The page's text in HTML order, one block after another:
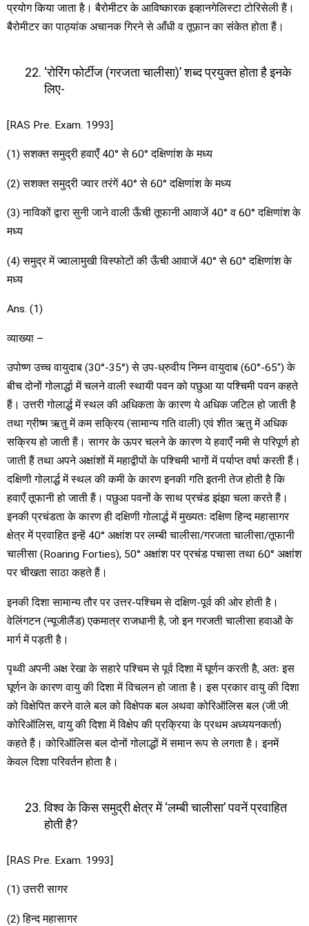
प्रयोग किया जाता है। बैरोमीटर के आविष्कारक इव्हानगेलिस्टा टोरिसेली हैं।
बैरोमीटर का पाठ्यांक अचानक गिरने से आँधी व तूफ़ान का संकेत होता हैं।
‘रोरिंग फोर्टीज (गरजता चालीसा)’ शब्द प्रयुक्त होता है इनके
लिए-
[RAS Pre. Exam. 1993]
(1) सशक्त समुद्री हवाएँ 40° से 60° दक्षिणांश के मध्य
(2) सशक्त समुद्री ज्वार तरंगें 40° से 60° दक्षिणांश के मध्य
(3) नाविकों द्वारा सुनी जाने वाली ऊँची तूफानी आवाजें 40° व 60° दक्षिणांश के
मध्य
(4) समुद्र में ज्वालामुखी विस्फोटों की ऊँची आवाजें 40° से 60° दक्षिणांश के
मध्य
Ans. (1)
व्याख्या –
उपोष्ण उच्च वायुदाब (30°-35°) से उप-ध्रुवीय निम्न वायुदाब (60°-65″) के
बीच दोनों गोलार्द्धा में चलने वाली स्थायी पवन को पछुआ या पश्चिमी पवन कहते
हैं। उत्तरी गोलार्द्ध में स्थल की अधिकता के कारण ये अधिक जटिल हो जाती है
तथा ग्रीष्म ऋतु में कम सक्रिय (सामान्य गति वाली) एवं शीत ऋतु में अधिक
सक्रिय हो जाती हैं। सागर के ऊपर चलने के कारण ये हवाएँ नमी से परिपूर्ण हो
जाती हैं तथा अपने अक्षांशों में महाद्वीपों के पश्चिमी भागों में पर्याप्त वर्षा करती हैं।
दक्षिणी गोलार्द्ध में स्थल की कमी के कारण इनकी गति इतनी तेज होती है कि
हवाएँ तूफानी हो जाती हैं। पछुआ पवनों के साथ प्रचंड झंझा चला करते हैं।
इनकी प्रचंडता के कारण ही दक्षिणी गोलार्द्ध में मुख्यतः दक्षिण हिन्द महासागर
क्षेत्र में प्रवाहित इन्हें 40° अक्षांश पर लम्बी चालीसा/गरजता चालीसा/तूफानी
चालीसा (Roaring Forties), 50° अक्षांश पर प्रचंड पचासा तथा 60° अक्षांश
पर चीखता साठा कहते हैं।
इनकी दिशा सामान्य तौर पर उत्तर-पश्चिम से दक्षिण-पूर्व की ओर होती है।
वेलिंगटन (न्यूजीलैंड) एकमात्र राजधानी है, जो इन गरजती चालीसा हवाओं के
मार्ग में पड़ती है।
पृथ्वी अपनी अक्ष रेखा के सहारे पश्चिम से पूर्व दिशा में घूर्णन करती है, अतः इस
घूर्णन के कारण वायु की दिशा में विचलन हो जाता है। इस प्रकार वायु की दिशा
को विक्षेपित करने वाले बल को विक्षेपक बल अथवा कोरिऑलिस बल (जी.जी.
कोरिऑलिस, वायु की दिशा में विक्षेप की प्रक्रिया के प्रथम अध्ययनकर्ता)
कहते हैं। कोरिऑलिस बल दोनों गोलाद्धों में समान रूप से लगता है। इनमें
केवल दिशा परिवर्तन होता है।
विश्व के किस समुद्री क्षेत्र में ‘लम्बी चालीसा’ पवनें प्रवाहित
होती है?
[RAS Pre. Exam. 1993]
(1) उत्तरी सागर
(2) हिन्द महासागर